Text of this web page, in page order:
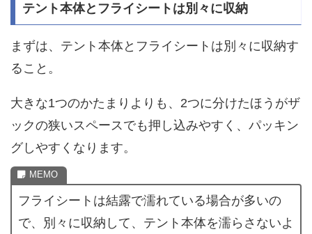
テント本体とフライシートは別々に収納
まずは、テント本体とフライシートは別々に収納す
ること。
大きな1つのかたまりよりも、2つに分けたほうがザ
ックの狭いスペースでも押し込みやすく、パッキン
グしやすくなります。
フライシートは結露で濡れている場合が多いの
で、別々に収納して、テント本体を濡らさないよ